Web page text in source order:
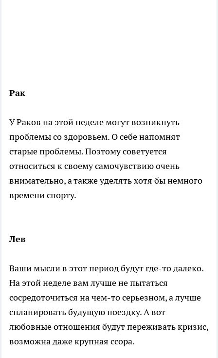
Рак
У Раков на этой неделе могут возникнуть
проблемы со здоровьем. О себе напомнят
старые проблемы. Поэтому советуется
относиться к своему самочувствию очень
внимательно, а также уделять хотя бы немного
времени спорту.
Лев
Ваши мысли в этот период будут где-то далеко.
На этой неделе вам лучше не пытаться
сосредоточиться на чем-то серьезном, а лучше
спланировать будущую поездку. А вот
любовные отношения будут переживать кризис,
возможна даже крупная ссора.